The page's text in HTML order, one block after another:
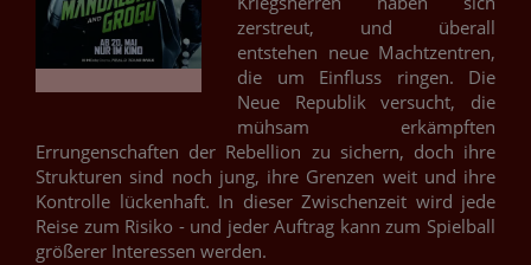
zerstreut, und überall
entstehen neue Machtzentren,
die um Einfluss ringen. Die
Neue Republik versucht, die
mühsam erkämpften
Errungenschaften der Rebellion zu sichern, doch ihre
Strukturen sind noch jung, ihre Grenzen weit und ihre
Kontrolle lückenhaft. In dieser Zwischenzeit wird jede
Reise zum Risiko - und jeder Auftrag kann zum Spielball
größerer Interessen werden.